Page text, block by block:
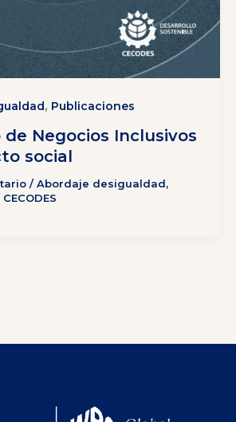
, Publicaciones
de Negocios Inclusivos
social
/Abordaje desigualdad,
CECODES